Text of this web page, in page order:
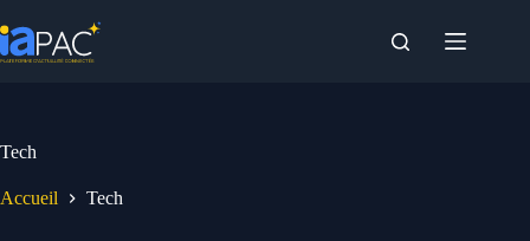
au
contenu
Tech
Accueil Tech